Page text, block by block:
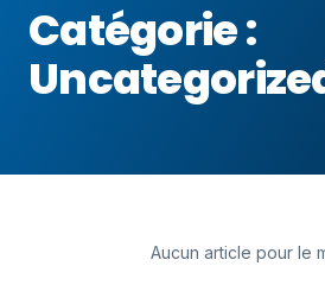
Catégorie :
Aucun article pour le